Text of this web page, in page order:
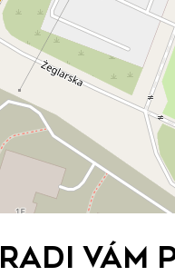
Radi Vám